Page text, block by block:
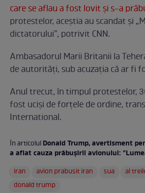
care se aflau a fost lovit şi s-a
protestelor, aceştia au scandat şi
dictatorului”, potrivit CNN.
Ambasadorul Marii Britanii la
de autorităţi, sub acuzaţia că ar fi
Anul trecut, în timpul protestelor,
fost ucişi de forţele de ordine,
International.
În articolulDonald Trump, avertisment
a aflat cauza prăbuşirii avionului:
iran
avion prabusit iran sua
al
donald trump